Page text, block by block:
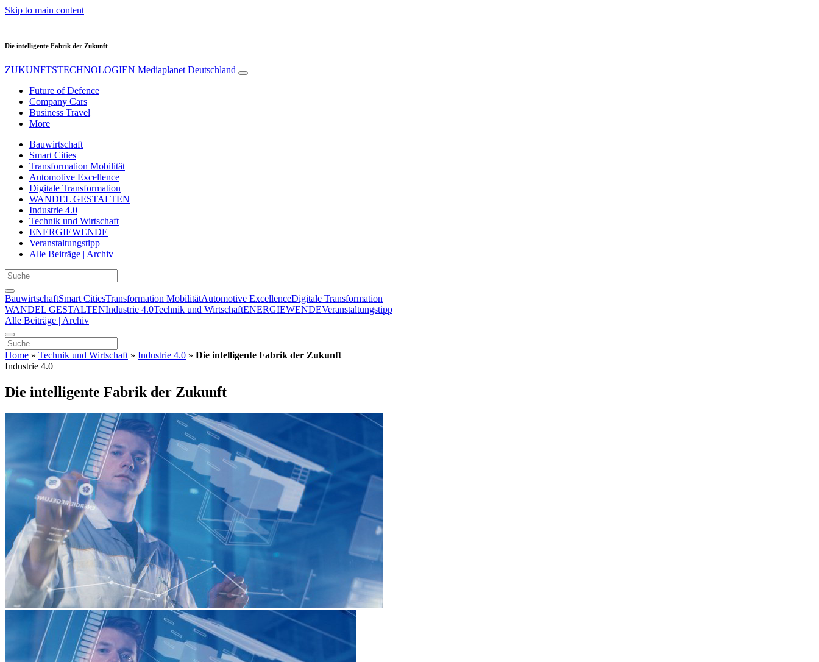
Skip to main content
Die intelligente Fabrik der Zukunft
ZUKUNFTSTECHNOLOGIEN Mediaplanet Deutschland
Future of Defence
Company Cars
Business Travel
More
Bauwirtschaft
Smart Cities
Transformation Mobilität
Automotive Excellence
Digitale Transformation
WANDEL GESTALTEN
Industrie 4.0
Technik und Wirtschaft
ENERGIEWENDE
Veranstaltungstipp
Alle Beiträge | Archiv
BauwirtschaftSmart CitiesTransformation MobilitätAutomotive ExcellenceDigitale Transformation
WANDEL GESTALTENIndustrie 4.0Technik und WirtschaftENERGIEWENDEVeranstaltungstipp
Alle Beiträge | Archiv
Home » Technik und Wirtschaft » Industrie 4.0 » Die intelligente Fabrik der Zukunft
Industrie 4.0
Die intelligente Fabrik der Zukunft